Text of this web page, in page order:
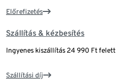
Előrefizetés
Szállítás & kézbesítés
Ingyenes kiszállítás 24 990 Ft felett
Szállítási díj